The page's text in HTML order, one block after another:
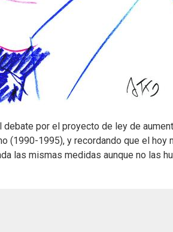
debate por el proyecto de ley de
(1990-1995), y recordando que el hoy
las mismas medidas aunque no las